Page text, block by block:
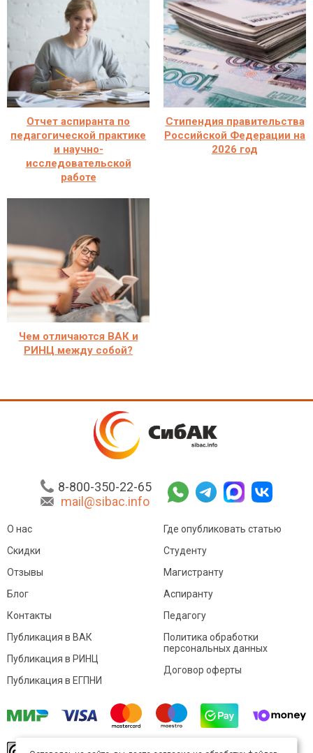
Отчет аспиранта по
педагогической практике
и научно-
исследовательской
работе
Стипендия правительства
Российской Федерации на
2026 год
Чем отличаются ВАК и
РИНЦ между собой?
8-800-350-22-65
mail@sibac.info
О нас
Скидки
Отзывы
Блог
Контакты
Где опубликовать статью
Студенту
Магистранту
Аспиранту
Педагогу
Публикация в ВАК
Публикация в РИНЦ
Публикация в ЕГПНИ
Политика обработки
персональных данных
Договор оферты